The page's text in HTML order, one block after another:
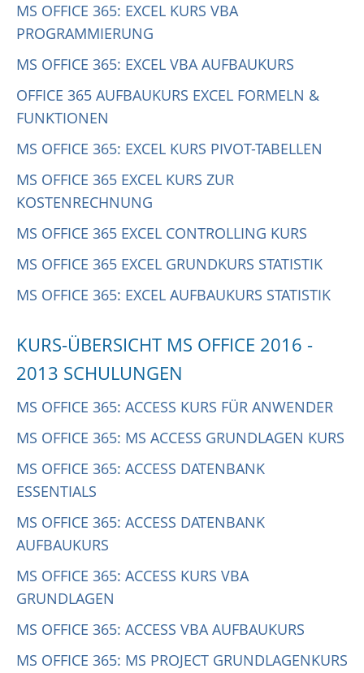
MS OFFICE 365: EXCEL KURS VBA
PROGRAMMIERUNG
MS OFFICE 365: EXCEL VBA AUFBAUKURS
OFFICE 365 AUFBAUKURS EXCEL FORMELN &
FUNKTIONEN
MS OFFICE 365: EXCEL KURS PIVOT-TABELLEN
MS OFFICE 365 EXCEL KURS ZUR
KOSTENRECHNUNG
MS OFFICE 365 EXCEL CONTROLLING KURS
MS OFFICE 365 EXCEL GRUNDKURS STATISTIK
MS OFFICE 365: EXCEL AUFBAUKURS STATISTIK
KURS-ÜBERSICHT MS OFFICE 2016 -
2013 SCHULUNGEN
MS OFFICE 365: ACCESS KURS FÜR ANWENDER
MS OFFICE 365: MS ACCESS GRUNDLAGEN KURS
MS OFFICE 365: ACCESS DATENBANK
ESSENTIALS
MS OFFICE 365: ACCESS DATENBANK
AUFBAUKURS
MS OFFICE 365: ACCESS KURS VBA
GRUNDLAGEN
MS OFFICE 365: ACCESS VBA AUFBAUKURS
MS OFFICE 365: MS PROJECT GRUNDLAGENKURS